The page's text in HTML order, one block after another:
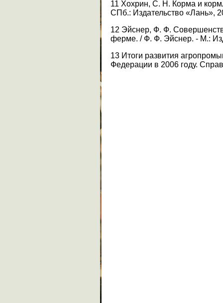
11 Хохрин, С. Н. Корма и
СПб.: Издательство «Лань»,
12 Эйснер, Ф. Ф.
ферме. / Ф. Ф. Эйснер. - М.:
13 Итоги развития
Федерации в 2006 году.